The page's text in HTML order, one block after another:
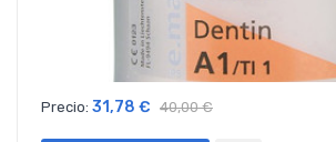
Precio: 31,78 € 40,00 €